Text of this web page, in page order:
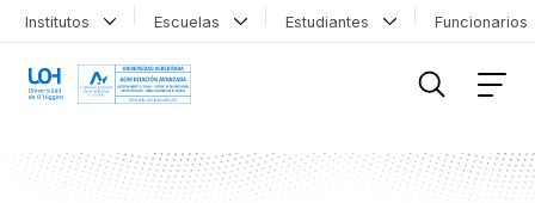
Institutos Escuelas Estudiantes